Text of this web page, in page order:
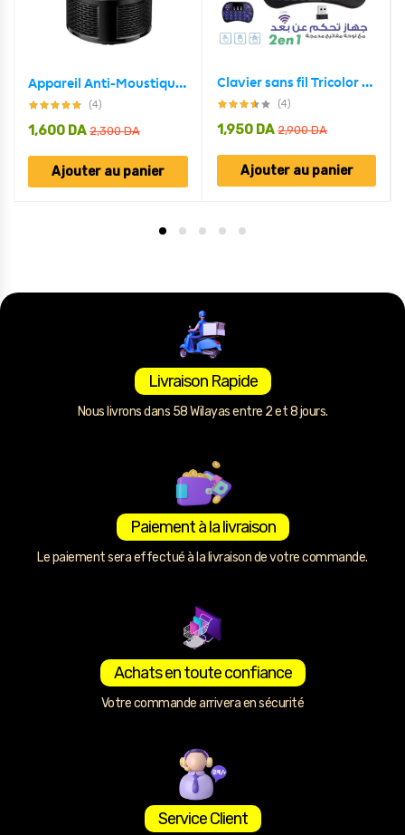
Appareil Anti-Moustique USB 5W Avec Lampe LED Écologique
(4)
2,300DA
1,600 DA
Ajouter au panier
Clavier sans fil Tricolor rétroéclairé USB multimédia contrôle
(4)
2,900DA
1,950 DA
Ajouter au panier
Livraison Rapide
Nous livrons dans 58 Wilayas entre 2 et 8 jours.
Paiement à la livraison
Le paiement sera effectué à la livraison de votre commande.
Achats en toute confiance
Votre commande arrivera en sécurité
Service Client